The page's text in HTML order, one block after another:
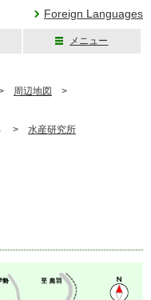
Foreign Languages
メニュー
周辺地図
>
> 水産研究所